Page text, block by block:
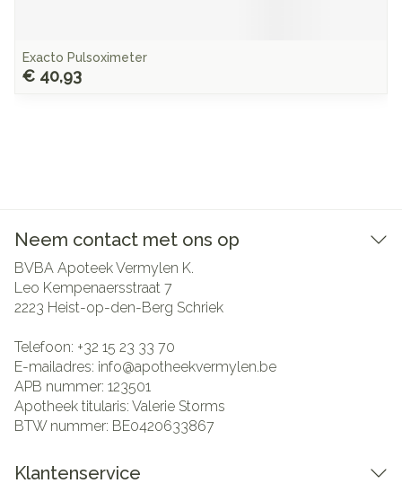
Exacto Pulsoximeter
€ 40,93
Neem contact met ons op
BVBA Apoteek Vermylen K.
Leo Kempenaersstraat 7
2223 Heist-op-den-Berg Schriek
Telefoon: +32 15 23 33 70
E-mailadres: info@apotheekvermylen.be
APB nummer: 123501
Apotheek titularis: Valerie Storms
BTW nummer: BE0420633867
Klantenservice